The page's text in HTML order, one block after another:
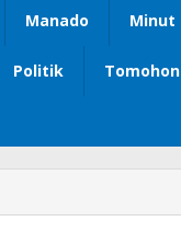
Manado Minut
Politik Tomohon